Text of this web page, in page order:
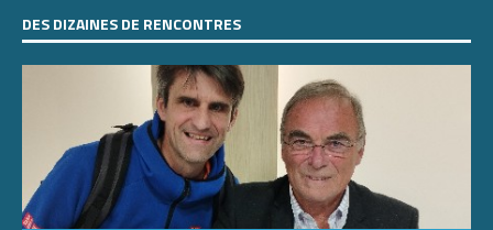
DES DIZAINES DE RENCONTRES